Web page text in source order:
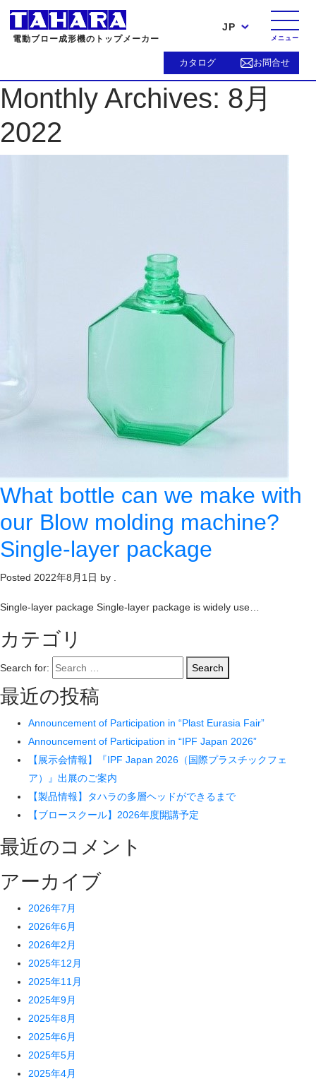
電動ブロー成形機のトップメーカー
JP
メニュー
カタログ お問合せ
Monthly Archives: 8月
2022
What bottle can we make with
our Blow molding machine?
Single-layer package
Posted 2022年8月1日 by .
Single-layer package Single-layer package is widely use…
カテゴリ
Search for: Search
最近の投稿
Announcement of Participation in “Plast Eurasia Fair”
Announcement of Participation in “IPF Japan 2026”
【展示会情報】『IPF Japan 2026（国際プラスチックフェ
ア）』出展のご案内
【製品情報】タハラの多層ヘッドができるまで
【ブロースクール】2026年度開講予定
最近のコメント
アーカイブ
2026年7月
2026年6月
2026年2月
2025年12月
2025年11月
2025年9月
2025年8月
2025年6月
2025年5月
2025年4月